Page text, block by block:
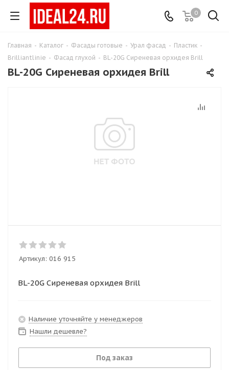
0
Главная - Каталог - Фасады готовые - Урал фасад - Пластик -
Brilliantlinie - Фасад глухой - BL-20G Сиреневая орхидея Brill
BL-20G Сиреневая орхидея Brill
Артикул: 016 915
BL-20G Сиреневая орхидея Brill
Наличие уточняйте у менеджеров
Нашли дешевле?
Под заказ